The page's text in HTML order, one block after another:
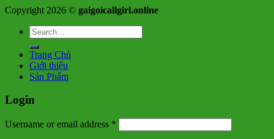
Copyright 2026 © gaigoicallgirl.online
Search
for:
Trang Chủ
Giới thiệu
Sản Phẩm
Login
Username or email address *